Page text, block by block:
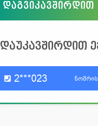
დაგვიკავშირდით
დაუკავშირდით
2***023 ნომრის